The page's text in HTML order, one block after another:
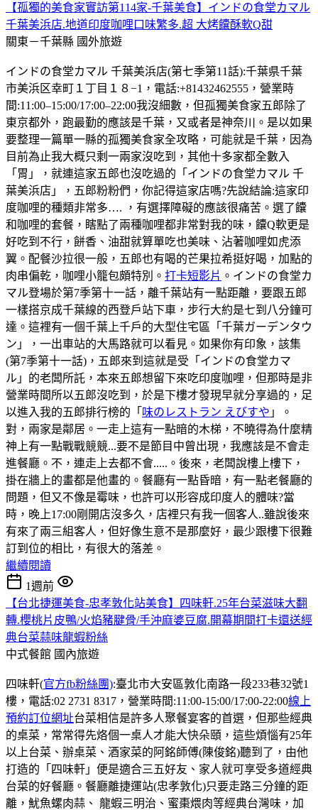
【孤獨的美食家實訪第114家-千葉美食】インドの食堂カマル
千葉美浜店.地道印度咖哩口味繁多.超 大烤饢酥軟Q甜
關東－千葉縣 國外旅遊
インドの食堂カマル 千葉美浜店(第七季第11話):千葉県千葉
市美浜区幸町１丁目１８−1，電話:+81432462555，營業時
間:11:00–15:00/17:00–22:00我沒細數，但孤獨美食家五郎除了
東京都外，跑最勤的應該是千葉，又或者是神奈川。是以如果
要整理一篇單一縣的孤獨美食家全攻略，可能就是千葉，因為
目前為止我大概只剩一兩家沒吃到，其他十多家都全數入
「胃」，就連這家五郎也沒吃過的「インドの食堂カマル 千
葉美浜店」，五郎粉粉們，你記得這家店嗎?先說結論:這家印
度咖哩的種類非常多…. ，有選擇障礙的應該很痛苦。選了饢
和咖哩的套餐，瞎點了兩種咖哩都非常對我的味，饢Q軟更是
好吃到不行，餅香、油甜就算單吃也美味、沾著咖哩如虎添
翼。配餐沙拉很一般，五郎也有喝的芒果拉希挺好喝，加點的
肉串偏乾，咖哩小籠包頗特別。 打卡短影片 。インドの食堂カ
マル登場於第7季第十一話，離千葉站有一點距離，要跟五郎
一樣搭京成千葉線的西登戶站下車，步行大約是七到八分鐘可
達。這裡有一個千葉上千戶的大型住宅區「千葉ガーデンタウ
ン」，一出車站的大馬路就可以看見。如果你有印象，該集
(第7季第十一話)，五郎來到這就是受「インドの食堂カマ
ル」的老闆所託，本來五郎想留下來吃印度咖哩，但那時是非
營業時間所以五郎沒吃到，於是下樓才發現早就分享過的，足
以進入我的五郎排行榜的「 味のレストラン えびすや 」。
對，兩家是鄰居。一走上這有一點暗的木梯，不曉得為什麼精
神上有一點戰戰競競...要不是節目中曾出現，我應該是不會走
進餐廳。不，連走上去都不會.....。後來，老闆說樓上樓下，
掛在牆上的畫都是他畫的。餐廳有一點昏暗，有一點老餐廳的
問題，但又不像是霉味，也許可以形容成印度人的體味?當
時，晚上17:00剛開店沒多久，店裡只有我一個客人..雖說後來
有來了兩三組客人，但好像生意不是那麼好，最少跟樓下很難
訂到位的相比，有很大的落差。
繼續閱讀
1週前
【台北捷運美食-忠孝敦化站美食】四味軒.25年台菜滋味大翻
轉.櫻桃片皮鴨/火焰豬腱骨/手沖麻婆豆腐.開幕期間打卡還送經
典台菜蒜味龍蝦粉絲
中式餐館 國內旅遊
四味軒(官方fb粉絲團):臺北市大安區敦化南路一段233巷32號1
樓，電話:02 2731 8317，營業時間:11:00-15:00/17:00-22:00線上
預約訂位網址台菜相信是許多人聚餐宴客的首選，但那些經典
的桌菜，常常得先烙個一桌人才能大快朵頤，這些煩惱有25年
以上台菜、辦桌菜、酒家菜的阿銘師傅(陳俊銘)聽到了，由他
打造的「四味軒」便是適合三五好友、家人就可享受多道經典
台菜的好餐廳。餐廳離捷運站(忠孝敦化)只要走路三分鐘的距
離，魷魚螺肉蒜、 龍蝦三明治、蜜棗煨肉等經典台灣味，加